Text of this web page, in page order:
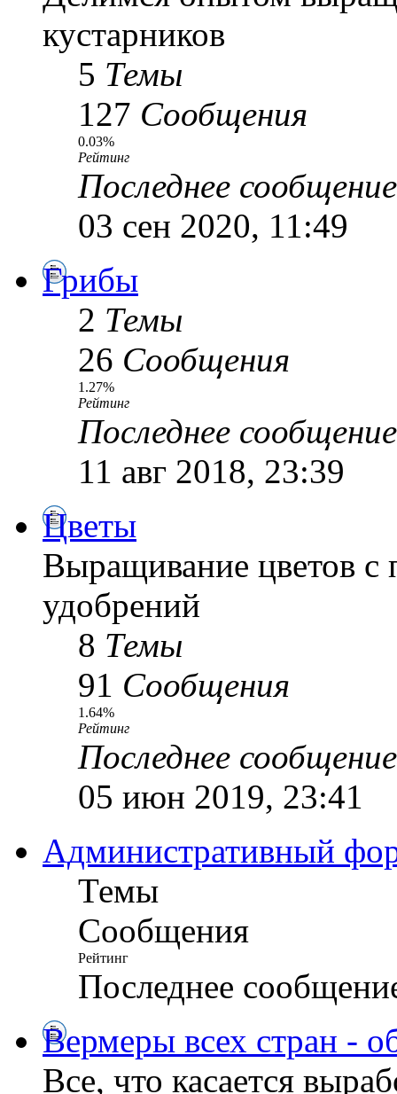
кустарников
5 Темы
127 Сообщения
0.03%
Рейтинг
Последнее сообщение
03 сен 2020, 11:49
Грибы
2 Темы
26 Сообщения
1.27%
Рейтинг
Последнее сообщение
11 авг 2018, 23:39
Цветы
Выращивание цветов с
удобрений
8 Темы
91 Сообщения
1.64%
Рейтинг
Последнее сообщение
05 июн 2019, 23:41
Административный
Темы
Сообщения
Рейтинг
Последнее
Вермеры всех стран -
Все, что касается